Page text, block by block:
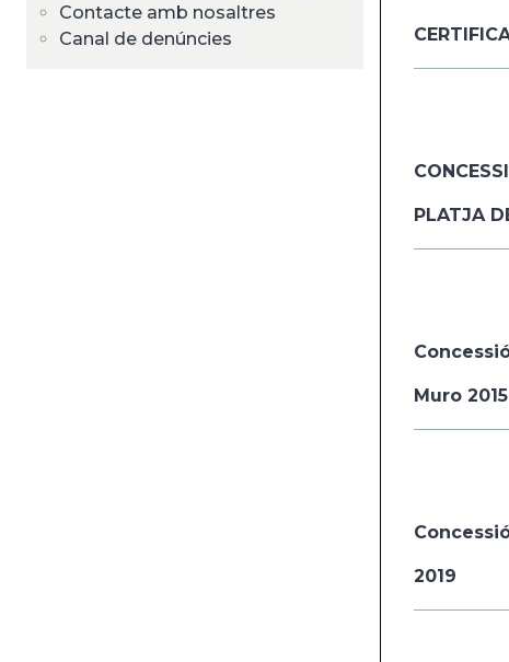
Contacte amb nosaltres
Canal de denúncies
PLATJA
Muro
2019